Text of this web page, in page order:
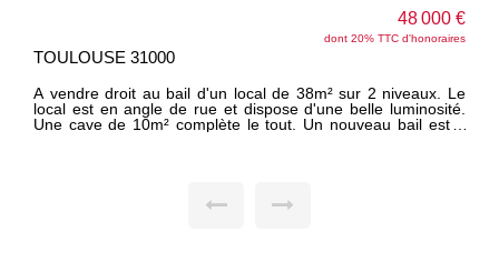
niveaux. Le
luminosité.
dont 17.78% TTC
TOULOUSE 31000
A vendre droit au bail d'un joli local situé à
immédiate de la Cathédrale Saint-Etienne et du
Metz. Idéal pour activité esthétique, épicerie fine, caviste,